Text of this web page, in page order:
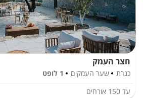
חצר העמק
כנרת שער העמקים 1 לופט
עד 150 אורחים